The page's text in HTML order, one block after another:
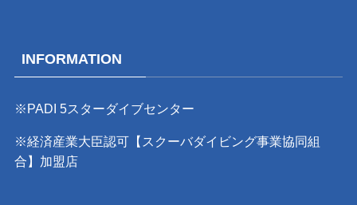
INFORMATION
※PADI 5スターダイブセンター
※経済産業大臣認可【スクーバダイビング事業協同組
合】加盟店